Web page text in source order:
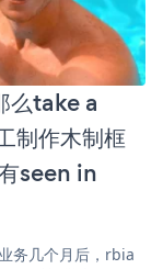
么take a
制作木制框
seen in
务几个月后，rbia